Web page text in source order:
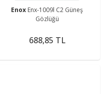
Enox Enx-1009l C2 Güneş
Gözlüğü
688,85 TL